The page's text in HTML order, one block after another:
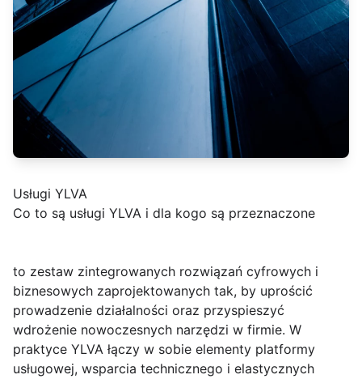
Usługi YLVA
Co to są usługi YLVA i dla kogo są przeznaczone
to zestaw zintegrowanych rozwiązań cyfrowych i
biznesowych zaprojektowanych tak, by uprościć
prowadzenie działalności oraz przyspieszyć
wdrożenie nowoczesnych narzędzi w firmie. W
praktyce YLVA łączy w sobie elementy platformy
usługowej, wsparcia technicznego i elastycznych